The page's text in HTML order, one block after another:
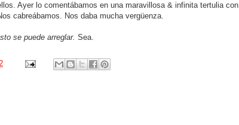
Ayer lo comentábamos en una maravillosa & infinita tertulia con
cabreábamos. Nos daba mucha vergüenza.
se puede arreglar. Sea.